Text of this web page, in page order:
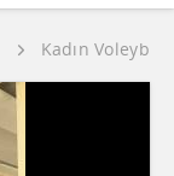
Kadın Voleybol